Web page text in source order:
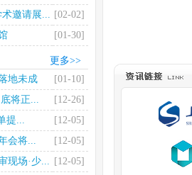
邀请展... [02-02]
[01-30]
更多>>
地未成
[01-10]
将正...
[12-26]
提...
[12-05]
会将...
[12-05]
现场·少... [12-05]